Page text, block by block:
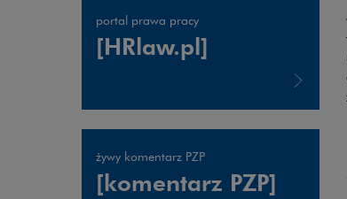
portal prawa pracy
[HRlaw.pl]
żywy komentarz PZP
[komentarz PZP]